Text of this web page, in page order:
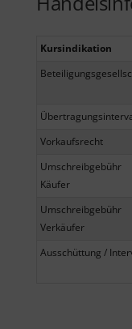
Kursindikation
Vorkaufsrecht
Umschreibgebühr
Käufer
Umschreibgebühr
Verkäufer
Ausschüttung /